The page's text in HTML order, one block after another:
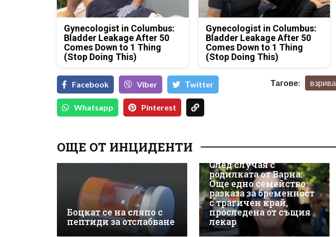
Gynecologist in Columbus:
Bladder Leakage After 50
Comes Down to 1 Thing
(Stop Doing This)
Gynecologist in Columbus:
Bladder Leakage After 50
Comes Down to 1 Thing
(Stop Doing This)
Facebook Viber Тwitter
Whatsapp Pinterest
Тагове: взрива
ОЩЕ ОТ ИНЦИДЕНТИ
Боцкат се на сляпо с
пептиди за отслабване
След случая с
родилката от Варна:
Още едно семейство
разказа за бременност
с трагичен край,
проследена от същия
лекар